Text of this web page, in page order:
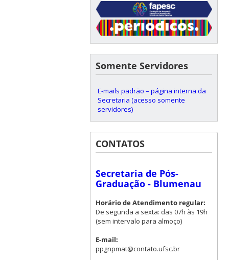
Somente Servidores
E-mails padrão – página interna da
Secretaria (acesso somente
servidores)
CONTATOS
Secretaria de Pós-
Graduação - Blumenau
Horário de Atendimento regular:
De segunda a sexta: das 07h às 19h
(sem intervalo para almoço)
E-mail:
ppgnpmat@contato.ufsc.br